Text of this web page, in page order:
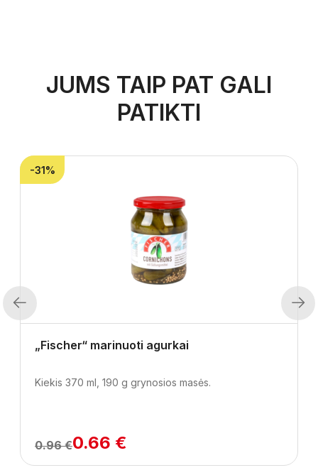
JUMS TAIP PAT GALI
PATIKTI
Previous
-31%
„Fischer“ marinuoti agurkai
Kiekis 370 ml, 190 g grynosios masės.
0.96 €0.66 €
Next